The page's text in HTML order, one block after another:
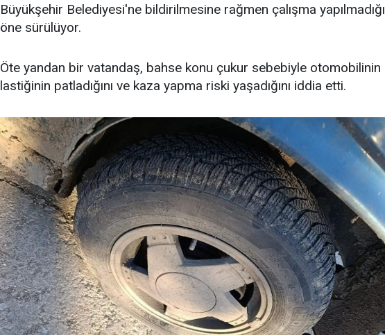
Büyükşehir Belediyesi'ne bildirilmesine rağmen çalışma yapılmadığı
öne sürülüyor.
Öte yandan bir vatandaş, bahse konu çukur sebebiyle otomobilinin
lastiğinin patladığını ve kaza yapma riski yaşadığını iddia etti.